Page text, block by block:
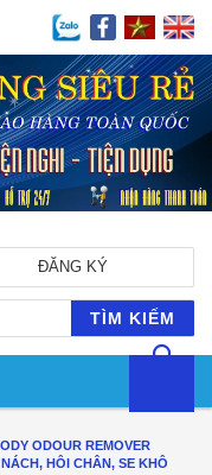
ĐĂNG KÝ
TÌM KIẾM
ODOUR REMOVER
HÔI CHÂN, SE KHÔ